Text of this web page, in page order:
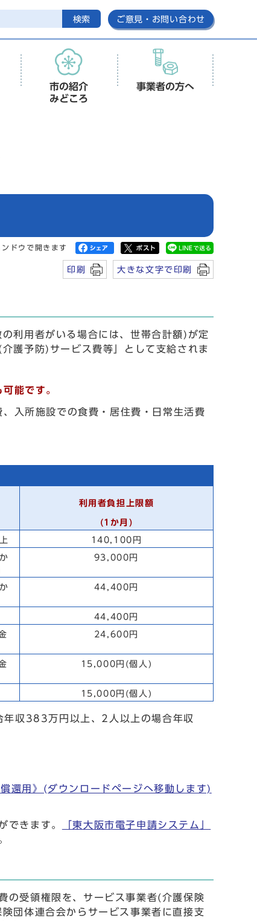
検索 ご意見・お問い合わせ
市の紹介
みどころ
事業者の方へ
ドウで開きます
印刷 大きな文字で印刷
利用者がいる場合には、世帯合計額)が定
護予防)サービス費等」として支給されま
能です。
入所施設での食費・居住費・日常生活費
利用者負担上限額
(1か月)
140,100円
93,000円
44,400円
44,400円
24,600円
15,000円(個人)
15,000円(個人)
収383万円以上、2人以上の場合年収
還用》(ダウンロードページへ移動します)
きます。
「東大阪市電子申請システム」
の受領権限を、サービス事業者(介護保険
団体連合会からサービス事業者に直接支